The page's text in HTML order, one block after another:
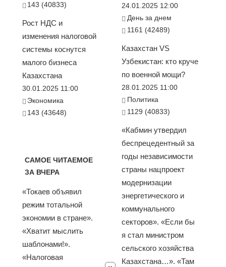
143 (40833)
Рост НДС и
изменения налоговой
системы коснутся
малого бизнеса
Казахстана
30.01.2025 11:00
Экономика
143 (43648)
САМОЕ ЧИТАЕМОЕ
ЗА ВЧЕРА
«Токаев объявил
режим тотальной
экономии в стране».
«Хватит мыслить
шаблонами!».
«Налоговая
24.01.2025 12:00
День за днем
1161 (42489)
Казахстан VS
Узбекистан: кто круче
по военной мощи?
28.01.2025 11:00
Политика
1129 (40833)
«Кабмин утвердил
беспрецедентный за
годы независимости
страны нацпроект
модернизации
энергетического и
коммунального
секторов». «Если бы
я стал министром
сельского хозяйства
Казахстана…». «Там